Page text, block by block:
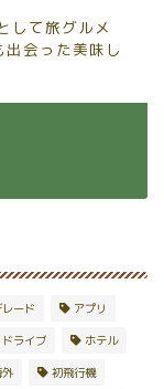
て旅グルメ
会った美味し
ード アプリ
ドライブ ホテル
初飛行機